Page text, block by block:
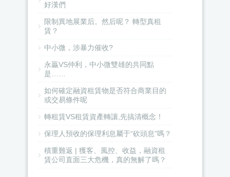
好漢們
限制異地展業后。然后呢？ 轉型真租
賃？
中小微，涉暴力催收?
永贏VS仲利，中小微雙雄的共同點
是……
如何確定融資租賃物是否符合商業目的
或交易條件呢
轉租賃VS租賃資產轉讓,先搞清概念！
保理人預收的保理利息屬于“砍頭息”嗎？
積重難返 | 獲客、風控、收益，融資租
賃公司直面三大危機，真的無解了嗎？